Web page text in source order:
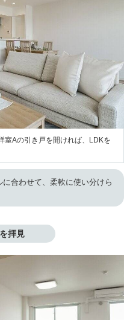
室Aの引き戸を開ければ、LDKを
合わせて、柔軟に使い分けら
拝見